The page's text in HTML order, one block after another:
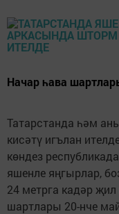
Начар һава
Татарстанда һәм
кисәтү игълан
көндез
яшенле яңгырлар,
24 метрга кадәр
шартлары 20-нче